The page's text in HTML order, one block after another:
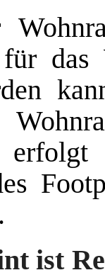
für
ist